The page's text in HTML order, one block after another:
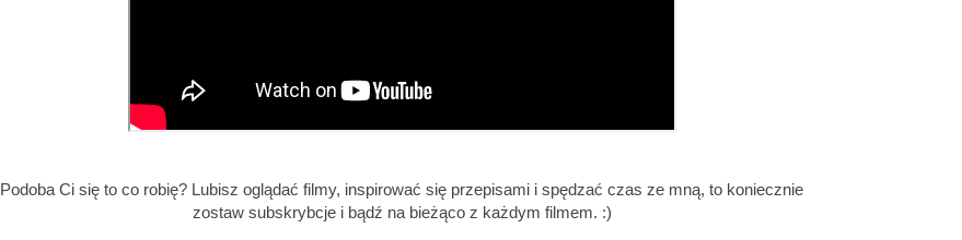
Podoba Ci się to co robię? Lubisz oglądać filmy, inspirować się przepisami i spędzać czas ze mną, to koniecznie
zostaw subskrybcje i bądź na bieżąco z każdym filmem. :)